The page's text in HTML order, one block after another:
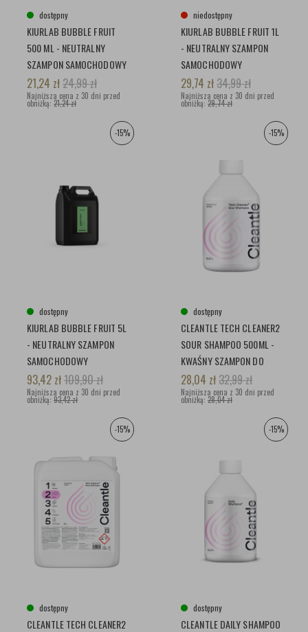
dostępny
KIURLAB BUBBLE FRUIT
500 ML - NEUTRALNY
SZAMPON SAMOCHODOWY
21,24 zł24,99zł
Najniższa cena z 30 dni przed
obniżką: 21,24 zł
niedostępny
KIURLAB BUBBLE FRUIT 1L
- NEUTRALNY SZAMPON
SAMOCHODOWY
29,74 zł34,99zł
Najniższa cena z 30 dni przed
obniżką: 29,74 zł
-15%
dostępny
KIURLAB BUBBLE FRUIT 5L
- NEUTRALNY SZAMPON
SAMOCHODOWY
93,42 zł109,90zł
Najniższa cena z 30 dni przed
obniżką: 93,42 zł
-15%
dostępny
CLEANTLE TECH CLEANER2
SOUR SHAMPOO 500ML -
KWAŚNY SZAMPON DO
PIELĘGNACJI POWŁOK
28,04 zł32,99zł
Najniższa cena z 30 dni przed
obniżką: 28,04 zł
-15%
dostępny
CLEANTLE TECH CLEANER2
-15%
dostępny
CLEANTLE DAILY SHAMPOO